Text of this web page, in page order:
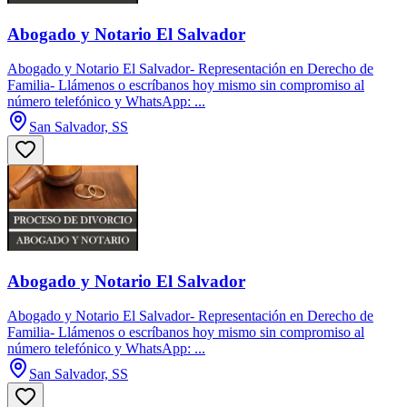
Abogado y Notario El Salvador
Abogado y Notario El Salvador- Representación en Derecho de
Familia- Llámenos o escríbanos hoy mismo sin compromiso al
número telefónico y WhatsApp: ...
San Salvador, SS
Abogado y Notario El Salvador
Abogado y Notario El Salvador- Representación en Derecho de
Familia- Llámenos o escríbanos hoy mismo sin compromiso al
número telefónico y WhatsApp: ...
San Salvador, SS